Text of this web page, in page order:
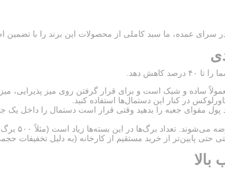
عمده، ما سبد کاملی از محصولات این برند را با تضمین
دهد.
ساده و شیک است و برای قرار گرفتن روی میز پذیرایی،
در کنار این دستمال‌ها استفاده کنید.
مقوای جعبه را بدهید وقتی قرار است دستمال را داخل یک جا
دستمال
حتی پایین‌تر از خرید مستقیم از کارخانه (به دلیل تخفیفات